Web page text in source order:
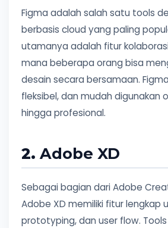
Figma adalah salah satu tools
berbasis cloud yang paling
utamanya adalah fitur
mana beberapa orang bisa
desain secara bersamaan.
fleksibel, dan mudah digunakan
hingga profesional.
2.Adobe XD
Sebagai bagian dari Adobe
Adobe XD memiliki fitur lengkap
prototyping, dan user flow.